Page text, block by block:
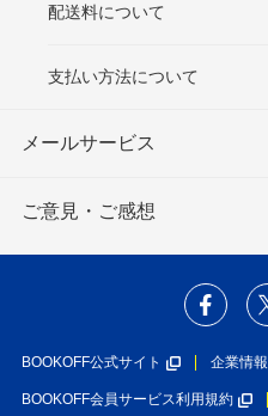
配送料について
支払い方法について
メールサービス
ご意見・ご感想
BOOKOFF公式サイト 企業情報
BOOKOFF会員サービス利用規約